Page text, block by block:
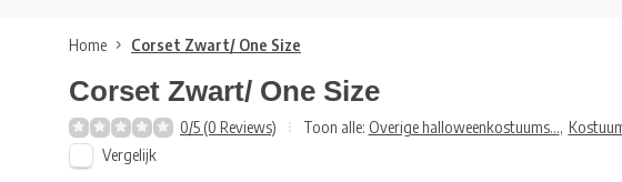
Home Corset Zwart/ One Size
Corset Zwart/ One Size
0/5 (0 Reviews) Toon alle: Overige halloweenkostuums...,
Vergelijk